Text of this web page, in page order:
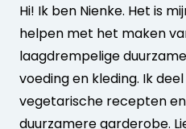
Hi! Ik ben Nienke. Het is
helpen met het maken
laagdrempelige
voeding en kleding. Ik
vegetarische recepten
duurzamere garderobe.